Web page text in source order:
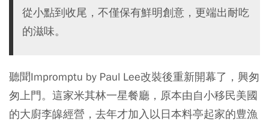
從小點到收尾，不僅保有鮮明創意，更端出耐吃
的滋味。
聽聞Impromptu by Paul Lee改裝後重新開幕了，興匆
匆上門。這家米其林一星餐廳，原本由自小移民美國
的大廚李皞經營，去年才加入以日本料亭起家的豊漁